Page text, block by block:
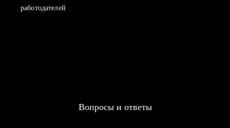
работодателей
Вопросы и ответы